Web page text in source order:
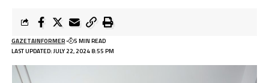
LAST UPDATED: JULY 22, 2024 8:55 PM
GAZETAINFORMER 5 MIN READ